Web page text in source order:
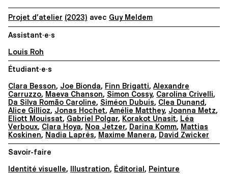
Projet d’atelier (2023) avec Guy Meldem
Assistant·e·s
Louis Roh
Étudiant·e·s
Clara Besson, Joe Bionda, Finn Brigatti, Alexandre
Carruzzo, Maeva Chanson, Simon Cossy, Carolina Crivelli,
Da Silva Romão Caroline, Siméon Dubuis, Clea Dunand,
Alice Gillioz, Jonas Hochet, Amélie Matthey, Joanna Metz,
Eliott Mouissat, Gabriel Polgar, Korakot Unasit, Léa
Verboux, Clara Hoya, Noa Jetzer, Darina Komm, Mattias
Koskinen, Nadia Laprés, Maxime Manera, David Zwicker
Savoir-faire
Identité visuelle, Illustration, Éditorial , Peinture